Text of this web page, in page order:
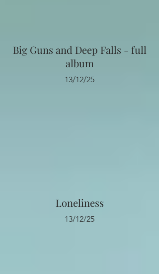
Big Guns and Deep Falls - full
album
13/12/25
Loneliness
13/12/25